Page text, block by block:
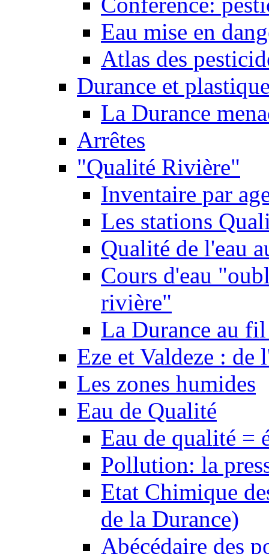
Eau mise en
Atlas des
Durance et
La Durance
Arrêtes
"Qualité Rivière"
Inventaire par
Les stations
Qualité de l'eau
Cours d'eau
rivière"
La Durance au
Eze et Valdeze : de
Les zones humides
Eau de Qualité
Eau de qualité =
Pollution: la
Etat Chimique
de la Durance)
Abécédaire des